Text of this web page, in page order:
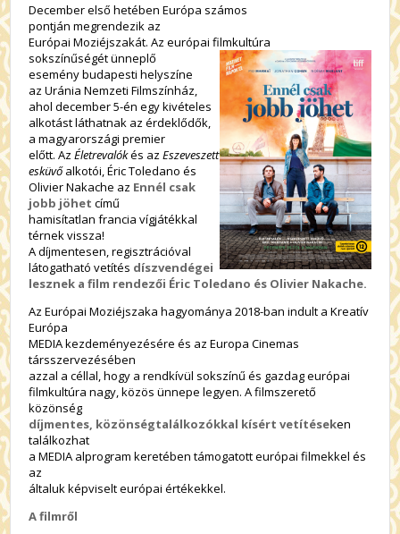
December első hetében Európa számos
pontján megrendezik az
Európai Moziéjszakát. Az európai filmkultúra
sokszínűségét ünneplő
esemény budapesti helyszíne
az Uránia Nemzeti Filmszínház,
ahol december 5-én egy kivételes
alkotást láthatnak az érdeklődők,
a magyarországi premier
előtt. AzÉletrevalókés azEszeveszett
esküvőalkotói, Éric Toledano és
Olivier Nakache az Ennél csak
jobb jöhetcímű
hamisítatlan francia vígjátékkal
térnek vissza!
A díjmentesen, regisztrációval
látogatható vetítés díszvendégei
lesznek a film rendezői Éric Toledano és Olivier Nakache.
Az Európai Moziéjszaka hagyománya 2018-ban indult a Kreatív
Európa
MEDIA kezdeményezésére és az Europa Cinemas
társszervezésében
azzal a céllal, hogy a rendkívül sokszínű és gazdag európai
filmkultúra nagy, közös ünnepe legyen. A filmszerető
közönség
díjmentes, közönségtalálkozókkal kísért vetítéseken
találkozhat
a MEDIA alprogram keretében támogatott európai filmekkel és
az
általuk képviselt európai értékekkel.
A filmről